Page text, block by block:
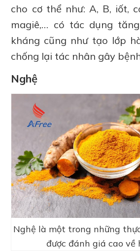
cho cơ thể như: A, B, iốt,
magiê,… có tác dụng
kháng cũng như tạo lớp
chống lại tác nhân gây
Nghệ
Nghệ là một trong những
được đánh giá cao về